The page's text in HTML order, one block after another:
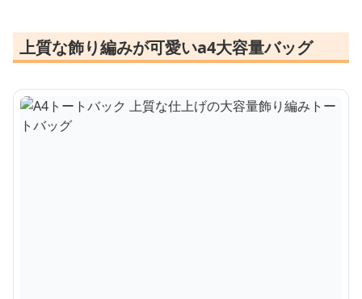
上質な飾り編みが可愛いa4大容量バッグ